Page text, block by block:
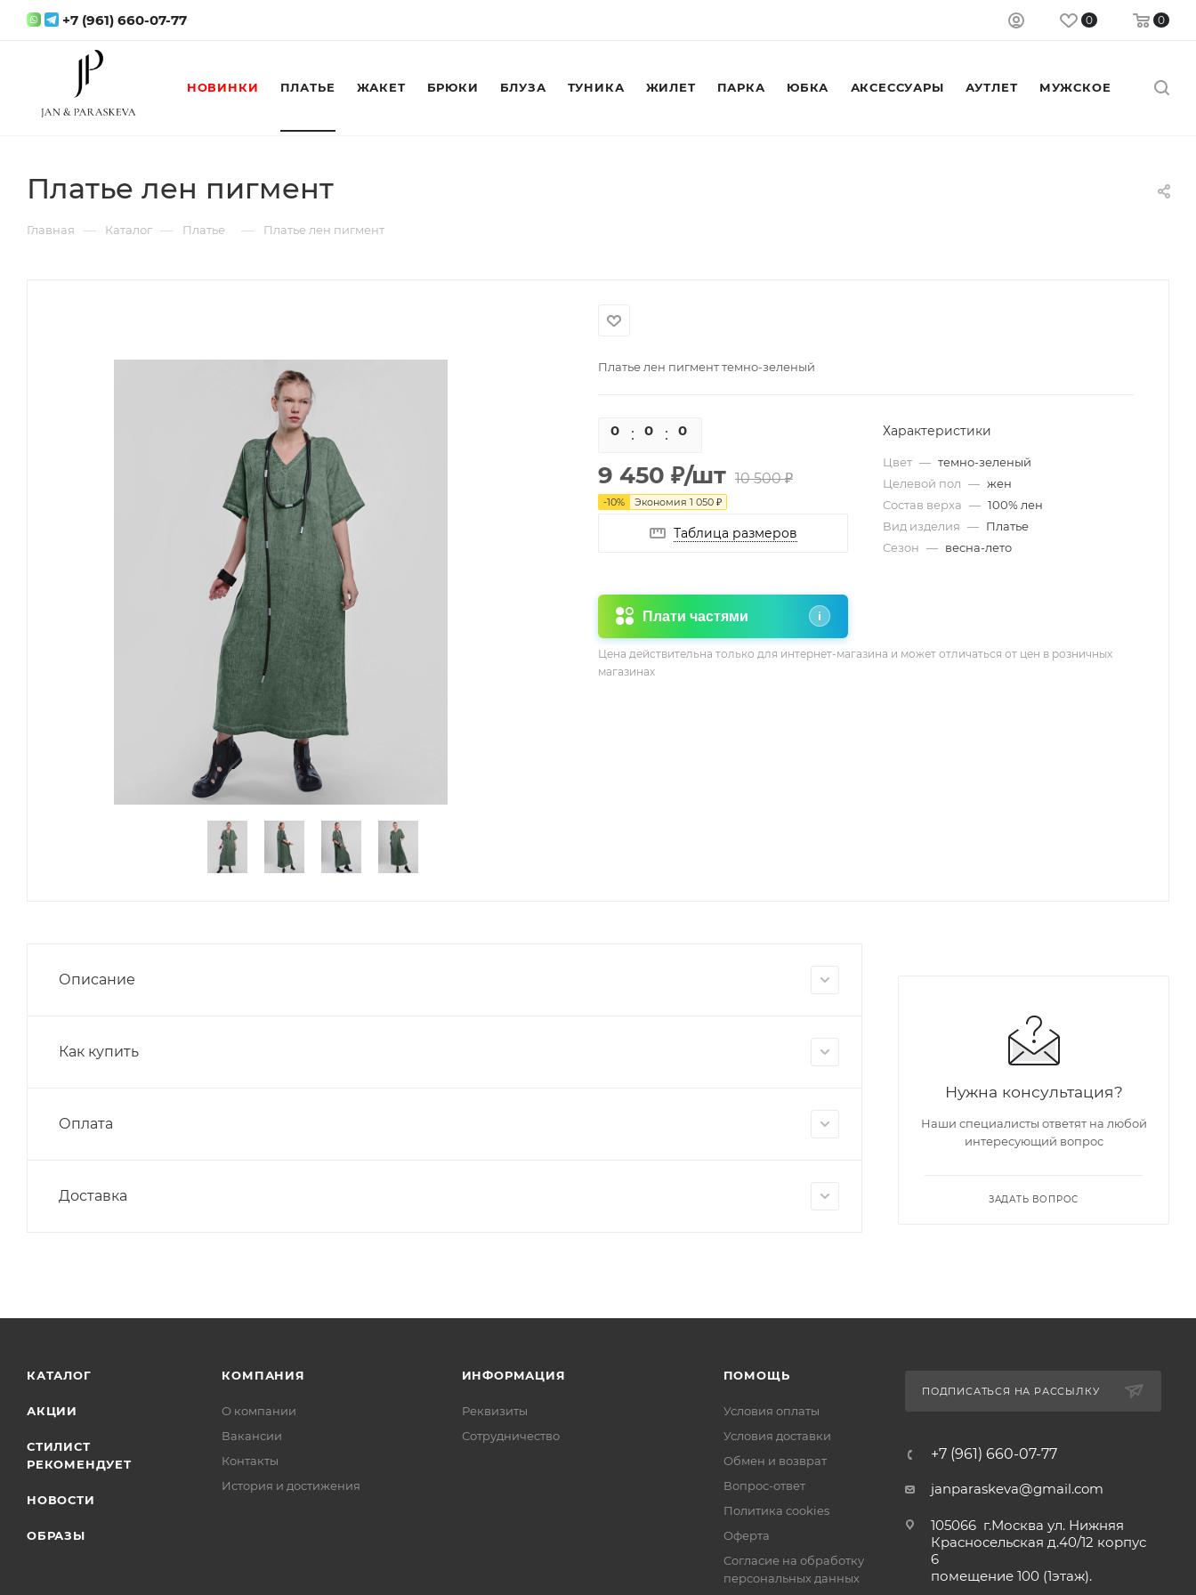
+7 (961) 660-07-77 0 0
НОВИНКИ ПЛАТЬЕ ЖАКЕТ БРЮКИ БЛУЗА ТУНИКА ЖИЛЕТ ПАРКА ЮБКА АКСЕССУАРЫ АУТЛЕТ МУЖСКОЕ
Платье лен пигмент
Главная — Каталог — Платье — Платье лен пигмент
Платье лен пигмент темно-зеленый
0 0 0
9 450 ₽/шт 10 500₽
-10% Экономия 1 050 ₽
Таблица размеров
Плати частями i
Характеристики
Цвет — темно-зеленый
Целевой пол — жен
Состав верха — 100% лен
Вид изделия — Платье
Сезон — весна-лето
Цена действительна только для интернет-магазина и может отличаться от цен в розничных
магазинах
Описание
Как купить
Оплата
Доставка
Нужна консультация?
Наши специалисты ответят на любой
интересующий вопрос
ЗАДАТЬ ВОПРОС
КАТАЛОГ
АКЦИИ
СТИЛИСТ
РЕКОМЕНДУЕТ
НОВОСТИ
ОБРАЗЫ
КОМПАНИЯ
О компании
Вакансии
Контакты
История и достижения
ИНФОРМАЦИЯ
Реквизиты
Сотрудничество
ПОМОЩЬ
Условия оплаты
Условия доставки
Обмен и возврат
Вопрос-ответ
Политика cookies
Оферта
Согласие на обработку
персональных данных
ПОДПИСАТЬСЯ НА РАССЫЛКУ
+7 (961) 660-07-77
janparaskeva@gmail.com
105066 г.Москва ул. Нижняя
Красносельская д.40/12 корпус
6
помещение 100 (1этаж).